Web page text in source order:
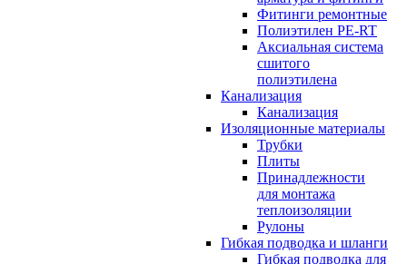
Фитинги ремонтные
Полиэтилен PE-RT
Аксиальная система
сшитого
полиэтилена
Канализация
Канализация
Изоляционные материалы
Трубки
Плиты
Принадлежности
для монтажа
теплоизоляции
Рулоны
Гибкая подводка и шланги
Гибкая подводка для